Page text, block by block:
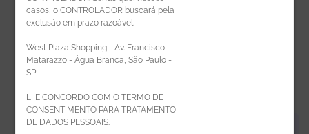
casos, o CONTROLADOR buscará pela
exclusão em prazo razoável.
West Plaza Shopping - Av. Francisco
Matarazzo - Água Branca, São Paulo -
SP
LI E CONCORDO COM O TERMO DE
CONSENTIMENTO PARA TRATAMENTO
DE DADOS PESSOAIS.